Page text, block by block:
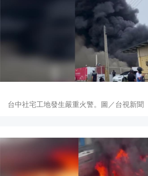
台中社宅工地發生嚴重火警。圖／台視新聞